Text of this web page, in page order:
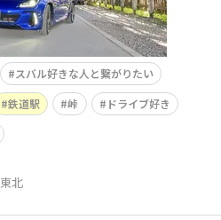
スバル好きな人と繋がりたい
鉄道駅 峠
ドライブ好き
東北